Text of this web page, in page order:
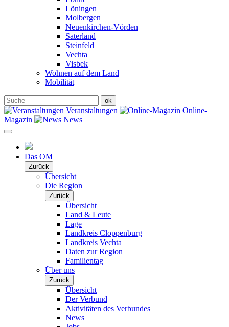
Löningen
Molbergen
Neuenkirchen-Vörden
Saterland
Steinfeld
Vechta
Visbek
Wohnen auf dem Land
Mobilität
Veranstaltungen
Online-
Magazin
News
Das OM
Zurück
Übersicht
Die Region
Zurück
Übersicht
Land & Leute
Lage
Landkreis Cloppenburg
Landkreis Vechta
Daten zur Region
Familientag
Über uns
Zurück
Übersicht
Der Verbund
Aktivitäten des Verbundes
News